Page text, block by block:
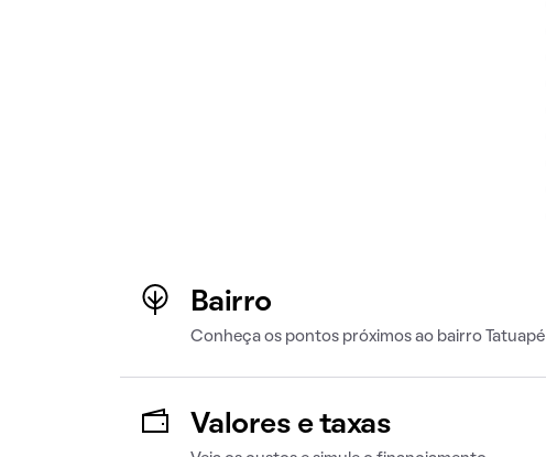
Bairro
Conheça os pontos próximos ao bairro Tatuapé
Valores e taxas